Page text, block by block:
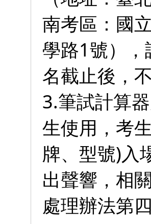
南考區：國
學路1號）
名截止後，
3.筆試計算
生使用，考
牌、型號)入
出聲響，相
處理辦法第